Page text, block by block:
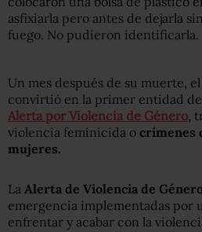
asfixiarla pero antes de dejarla
fuego. No pudieron identificarla.
Un mes después de su muerte,
convirtió en la primer entidad
Alerta por Violencia de Género,
violencia feminicida o crímenes
mujeres.
La Alerta de Violencia de
emergencia implementadas por
enfrentar y acabar con la